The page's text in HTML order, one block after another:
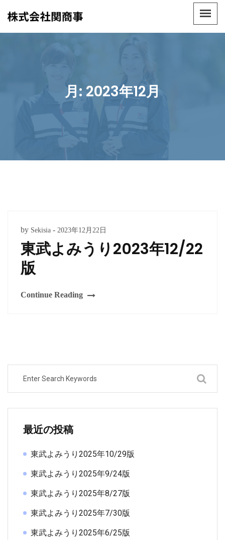
月: 2023年12月
by Sekisia - 2023年12月22日
東武よみうり2023年12/22
版
Continue Reading
最近の投稿
東武よみうり2025年10/29版
東武よみうり2025年9/24版
東武よみうり2025年8/27版
東武よみうり2025年7/30版
東武よみうり2025年6/25版